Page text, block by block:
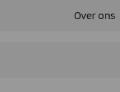
Over ons